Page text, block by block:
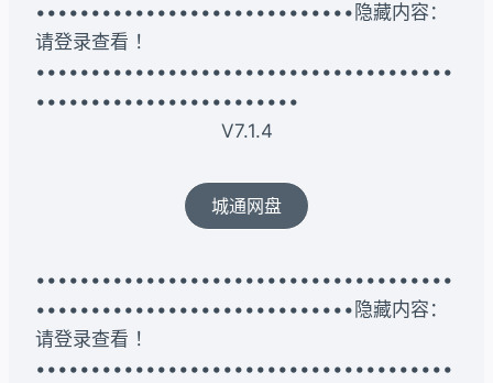
•••••••••••••••••••••••••••••隐藏内容：
请登录查看 ！
••••••••••••••••••••••••••••••••••••••
••••••••••••••••••••••••
V7.1.4
城通网盘
••••••••••••••••••••••••••••••••••••••
•••••••••••••••••••••••••••••隐藏内容：
请登录查看 ！
••••••••••••••••••••••••••••••••••••••